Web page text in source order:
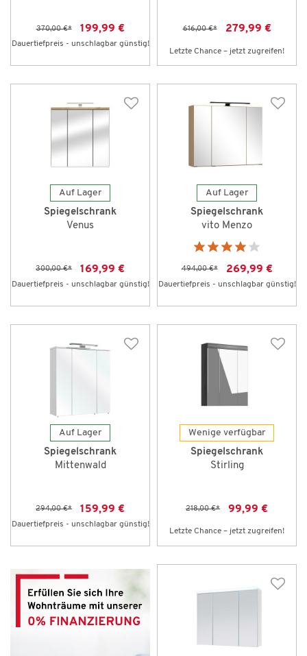
370,00 €* 199,99 €
Dauertiefpreis - unschlagbar günstig!
616,00 €* 279,99 €
Letzte Chance – jetzt zugreifen!
Auf Lager
Spiegelschrank
Venus
300,00 €* 169,99 €
Dauertiefpreis - unschlagbar günstig!
Auf Lager
Spiegelschrank
vito Menzo
494,00 €* 269,99 €
Dauertiefpreis - unschlagbar günstig!
Auf Lager
Spiegelschrank
Mittenwald
294,00 €* 159,99 €
Dauertiefpreis - unschlagbar günstig!
Wenige verfügbar
Spiegelschrank
Stirling
218,00 €* 99,99 €
Letzte Chance – jetzt zugreifen!